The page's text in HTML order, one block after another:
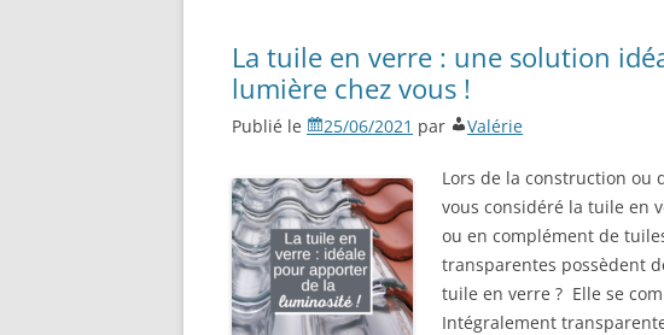
La tuile en verre : une solution
lumière chez vous !
Publié le 25/06/2021 par Valérie
Lors de la construction ou
vous considéré la tuile en
ou en complément de
transparentes possèdent
tuile en verre ? Elle se
Intégralement